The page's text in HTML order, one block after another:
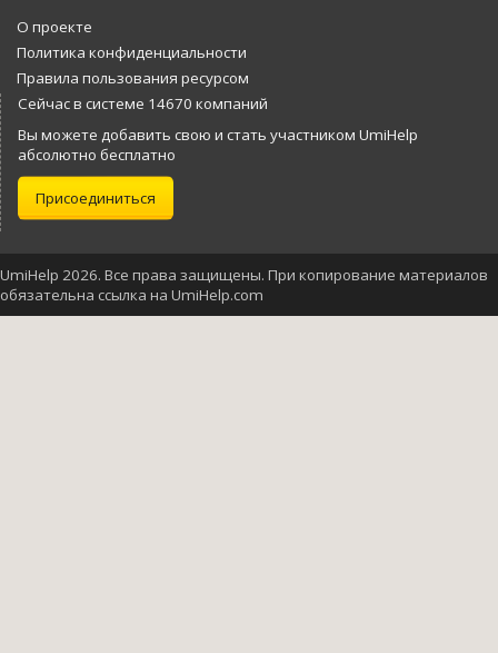
О проекте
Политика конфиденциальности
Правила пользования ресурсом
Сейчас в системе 14670 компаний
Вы можете добавить свою и стать участником UmiHelp
абсолютно бесплатно
Присоединиться
UmiHelp 2026. Все права защищены. При копирование материалов
обязательна ссылка на UmiHelp.com